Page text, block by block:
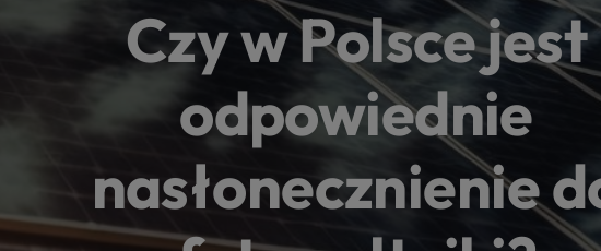
Czy w Polsce jest
odpowiednie
nasłonecznienie